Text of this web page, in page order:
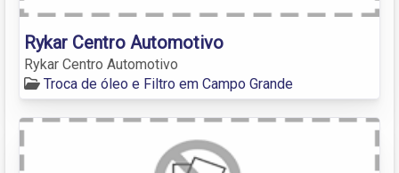
Rykar Centro Automotivo
Rykar Centro Automotivo
Troca de óleo e Filtro em Campo Grande